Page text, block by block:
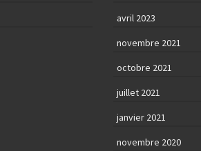
avril 2023
novembre 2021
octobre 2021
juillet 2021
janvier 2021
novembre 2020